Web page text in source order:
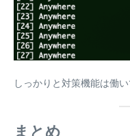
しっかりと対策機能は働い
まとめ